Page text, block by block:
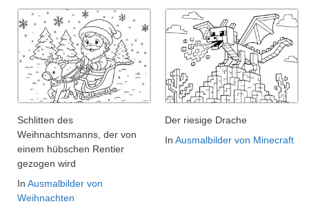
Schlitten des
Weihnachtsmanns, der von
einem hübschen Rentier
gezogen wird
In Ausmalbilder von
Weihnachten
Der riesige Drache
In Ausmalbilder von Minecraft